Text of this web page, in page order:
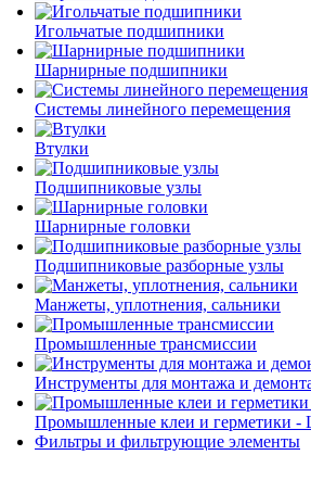
Игольчатые подшипники
Шарнирные подшипники
Системы линейного перемещения
Втулки
Подшипниковые узлы
Шарнирные головки
Подшипниковые разборные узлы
Манжеты, уплотнения, сальники
Промышленные трансмиссии
Инструменты для монтажа и
Промышленные клеи и герметики -
Фильтры и фильтрующие элементы